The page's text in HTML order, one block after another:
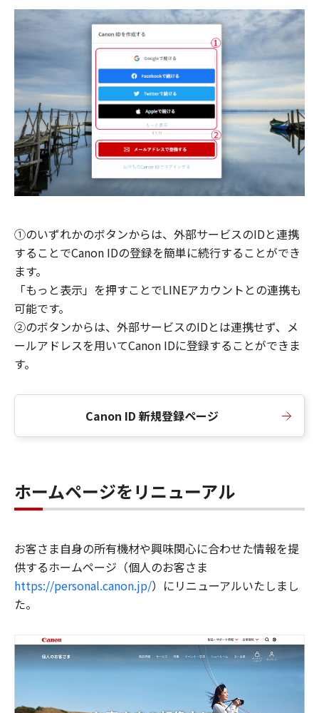
①のいずれかのボタンからは、外部サービスのIDと連携
することでCanon IDの登録を簡単に続行することができ
ます。
「もっと表示」を押すことでLINEアカウントとの連携も
可能です。
②のボタンからは、外部サービスのIDとは連携せず、メ
ールアドレスを用いてCanon IDに登録することができま
す。
Canon ID 新規登録ページ
ホームページをリニューアル
お客さま自身の所有機材や興味関心に合わせた情報を提
供するホームページ（個人のお客さま
https://personal.canon.jp/）にリニューアルいたしまし
た。